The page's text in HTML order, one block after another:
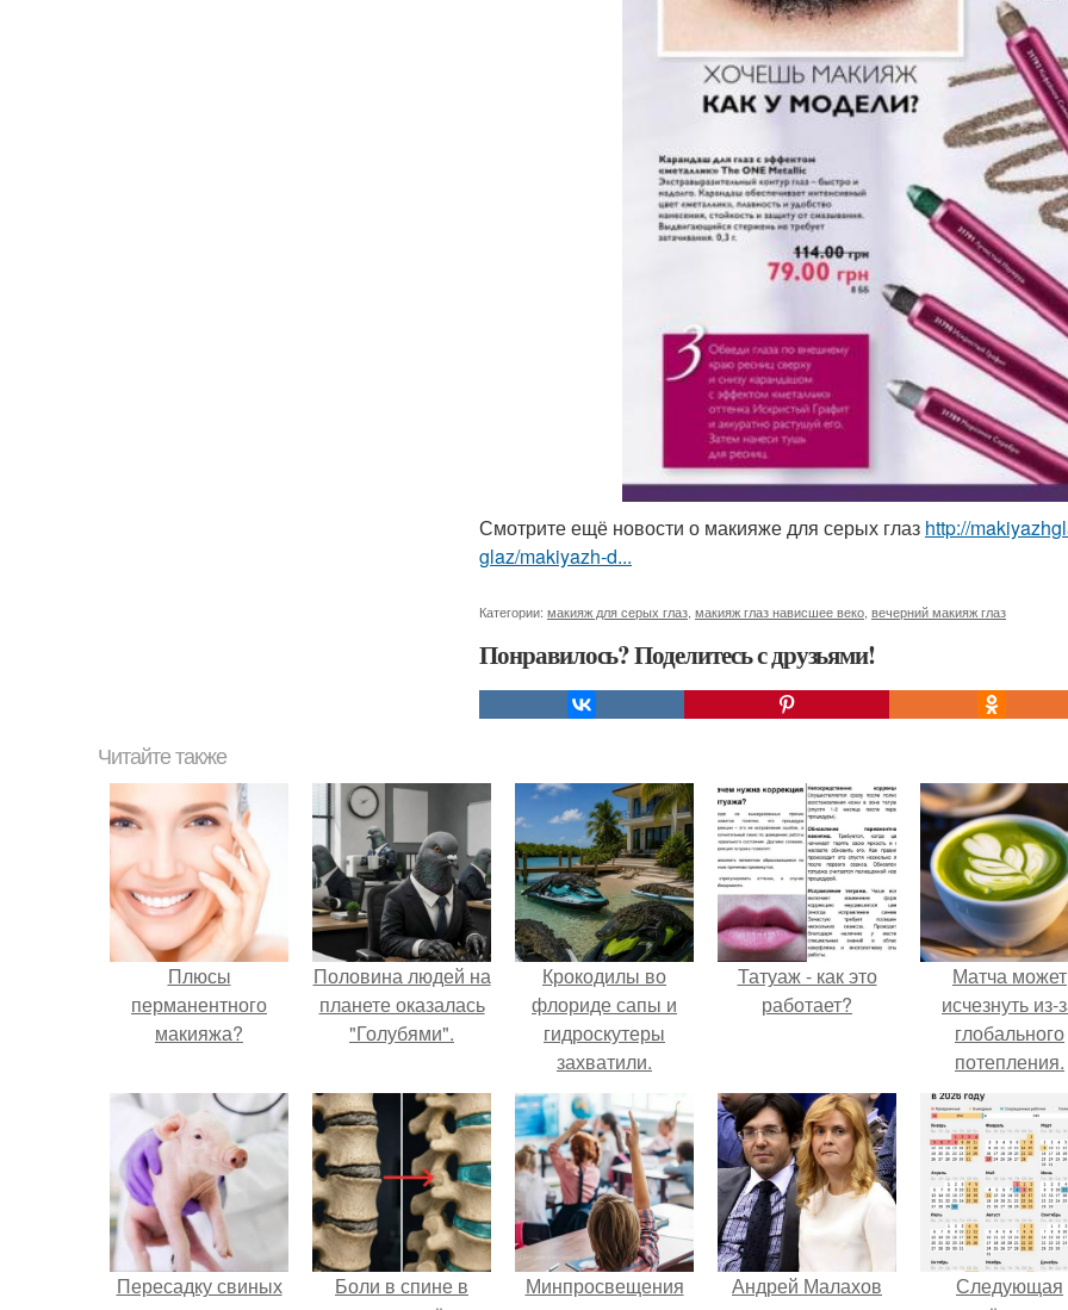
Смотрите ещё новости о макияже для серых глаз http://
glaz/makiyazh-d...
Категории: макияж для серых глаз, макияж глаз нависшее веко, вечерний макияж глаз
Понравилось? Поделитесь с друзьями!
Читайте также
Плюсы
перманентного
макияжа?
Половина людей на
планете оказалась
"Голубями".
Крокодилы во
флориде сапы и
гидроскутеры
захватили.
Татуаж - как это
работает?
Матча может
исчезнуть из-
глобального
потепления.
Пересадку свиных
Боли в спине в
Минпросвещения
Андрей Малахов
Следующая